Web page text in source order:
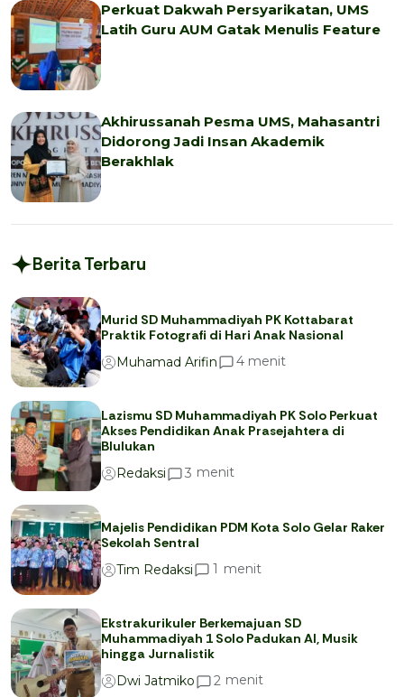
Perkuat Dakwah Persyarikatan, UMS
Latih Guru AUM Gatak Menulis Feature
Akhirussanah Pesma UMS, Mahasantri
Didorong Jadi Insan Akademik
Berakhlak
Berita Terbaru
Murid SD Muhammadiyah PK Kottabarat
Praktik Fotografi di Hari Anak Nasional
Muhamad Arifin
4 menit
Lazismu SD Muhammadiyah PK Solo Perkuat
Akses Pendidikan Anak Prasejahtera di
Blulukan
Redaksi
3 menit
Majelis Pendidikan PDM Kota Solo Gelar Raker
Sekolah Sentral
Tim Redaksi
1 menit
Ekstrakurikuler Berkemajuan SD
Muhammadiyah 1 Solo Padukan AI, Musik
hingga Jurnalistik
Dwi Jatmiko
2 menit